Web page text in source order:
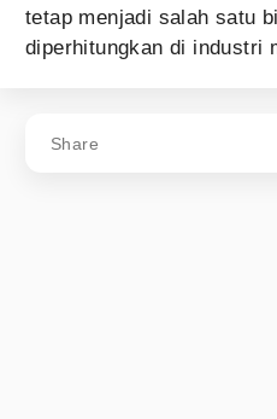
tetap menjadi salah satu
diperhitungkan di industri
Share